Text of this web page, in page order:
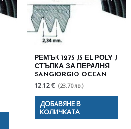
РЕМЪК 1275 J5 EL PОLY J
СТЪПКА ЗА ПЕРАЛНЯ
SANGIORGIO OCEAN
12.12 € (23.70 лв.)
ДОБАВЯНЕ В
КОЛИЧКАТА